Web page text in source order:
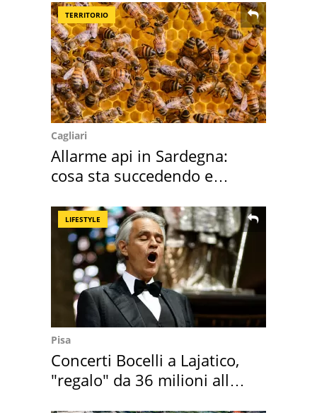
TERRITORIO
Cagliari
Allarme api in Sardegna:
cosa sta succedendo e
LIFESTYLE
Pisa
Concerti Bocelli a Lajatico,
"regalo" da 36 milioni alla